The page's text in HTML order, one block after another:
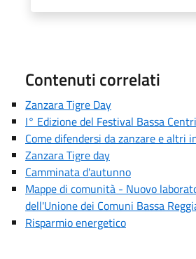
Contenuti correlati
Zanzara Tigre Day
I° Edizione del Festival Bassa
Come difendersi da zanzare e altri
Zanzara Tigre day
Camminata d'autunno
Mappe di comunità - Nuovo
dell'Unione dei Comuni Bassa
Risparmio energetico